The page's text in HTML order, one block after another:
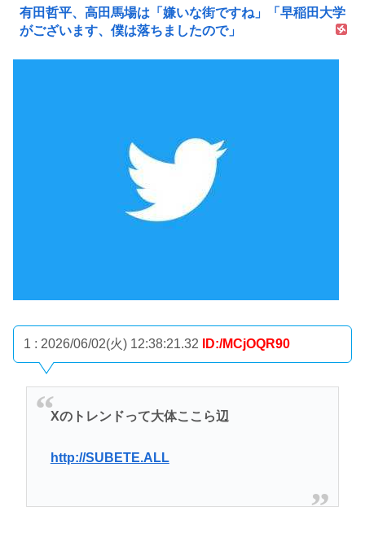
有田哲平、高田馬場は「嫌いな街ですね」「早稲田大学
がございます、僕は落ちましたので」
1 : 2026/06/02(火) 12:38:21.32 ID:/MCjOQR90
Xのトレンドって大体ここら辺
http://SUBETE.ALL